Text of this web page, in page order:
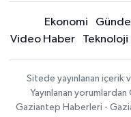
Ekonomi
Video Haber
Teknoloji
Sitede yayınlanan içerik
Yayınlanan
Gaziantep Haberleri -